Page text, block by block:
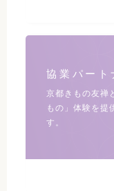
協業パート
京都きもの友禅
もの」体験を提
す。